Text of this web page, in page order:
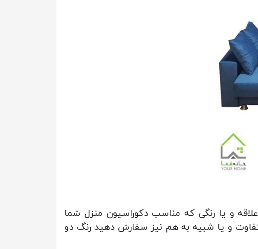
و یا رنگی که مناسب دکوراسیون منزل شما
و یا شبیه به هم نیز سفارش دهید رنگ دو